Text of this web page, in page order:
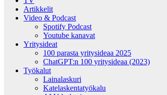
Artikkelit
Video & Podcast
Spotify Podcast
Youtube kanavat
Yritysideat
100 parasta yritysideaa 2025
ChatGPT:n 100 yritysideaa (2023)
Työkalut
Lainalaskuri
Katelaskentatyökalu